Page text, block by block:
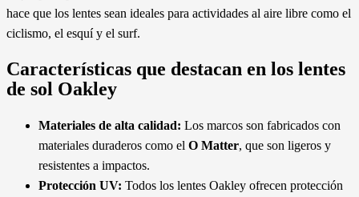
hace que los lentes sean ideales para actividades al aire libre como el
ciclismo, el esquí y el surf.
Características que destacan en los lentes
de sol Oakley
Materiales de alta calidad: Los marcos son fabricados con
materiales duraderos como el O Matter, que son ligeros y
resistentes a impactos.
Protección UV: Todos los lentes Oakley ofrecen protección